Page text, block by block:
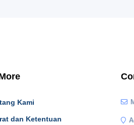
Kami
dan Ketentuan